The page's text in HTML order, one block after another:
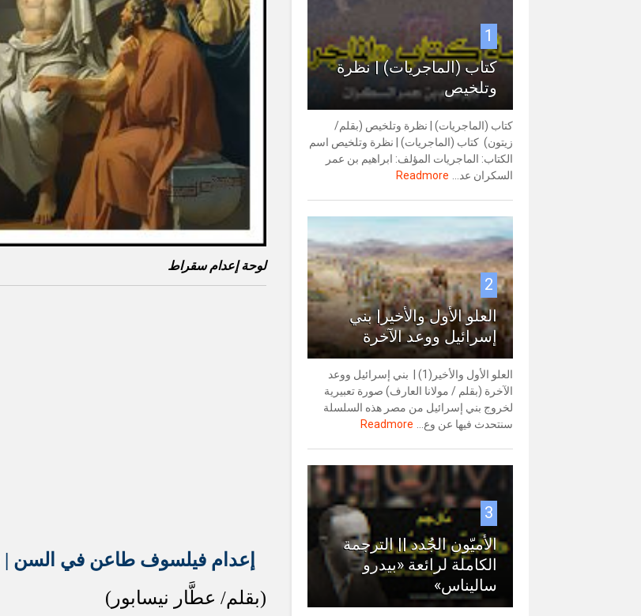
لوحة إعدام سقراط
إعدام فيلسوف طاعن في السن |
(بقلم/ عطَّار نيسابور)
1
كتاب (الماجريات) | نظرة
وتلخيص
كتاب (الماجريات) | نظرة وتلخيص (بقلم/
زيتون) كتاب (الماجريات) | نظرة وتلخيص اسم
الكتاب: الماجريات المؤلف: ابراهيم بن عمر
السكران عد...
Readmore
2
العلو الأول والأخير| بني
إسرائيل ووعد الآخرة
العلو الأول والأخير(1) | بني إسرائيل ووعد
الآخرة (بقلم / مولانا العارف) صورة تعبيرية
لخروج بني إسرائيل من مصر هذه السلسلة
سنتحدث فيها عن وع...
Readmore
3
الأميّون الجُدد || الترجمة
الكاملة لرائعة «بيدرو
ساليناس»